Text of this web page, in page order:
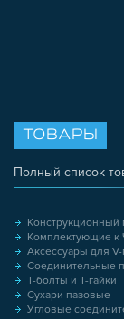
ТОВАРЫ
Полный список
Комплектующие к
Аксессуары для V-
Соединительные
Т-болты и Т-гайки
Сухари пазовые
Угловые